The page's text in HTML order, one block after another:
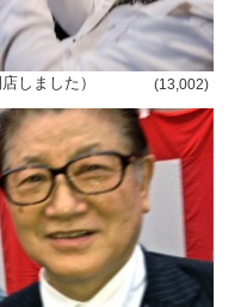
しました） (13,002)